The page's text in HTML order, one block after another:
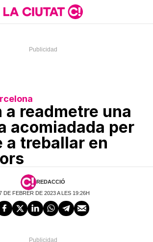
a readmetre una
acomiadada per
a treballar en
REDACCIÓ
DE FEBRER DE 2023 A LES 19:26H